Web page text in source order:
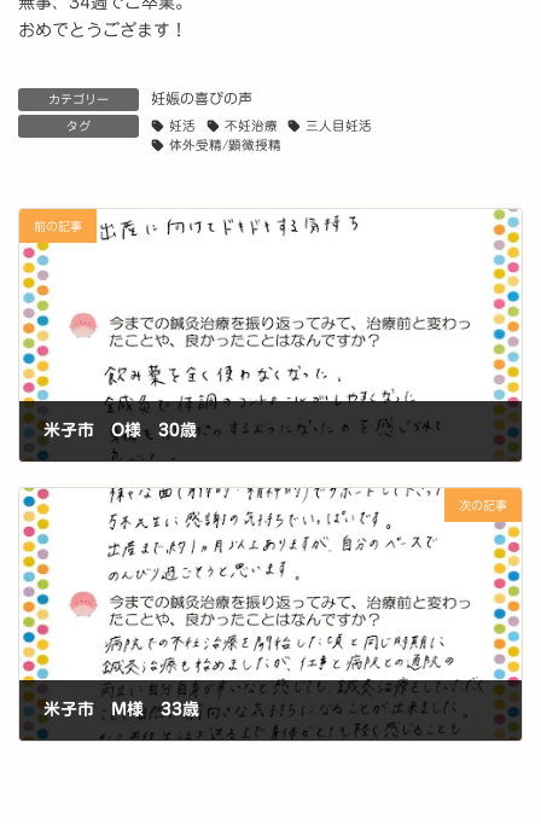
おめでとうござます！
カテゴリー 妊娠の喜びの声
タグ 妊活 不妊治療
三人目妊活
体外受精/顕微授精
前の記事
米子市 O様 30歳
次の記事
米子市 M様 33歳